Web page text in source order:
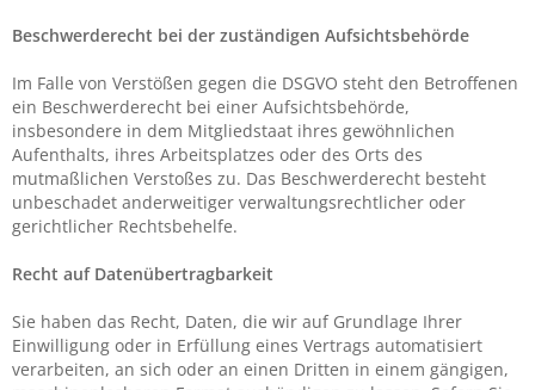
Beschwerde­recht bei der zuständigen Aufsichts­behörde
Im Falle von Verstößen gegen die DSGVO steht den Betroffenen
ein Beschwerderecht bei einer Aufsichtsbehörde,
insbesondere in dem Mitgliedstaat ihres gewöhnlichen
Aufenthalts, ihres Arbeitsplatzes oder des Orts des
mutmaßlichen Verstoßes zu. Das Beschwerderecht besteht
unbeschadet anderweitiger verwaltungsrechtlicher oder
gerichtlicher Rechtsbehelfe.
Recht auf Daten­übertrag­barkeit
Sie haben das Recht, Daten, die wir auf Grundlage Ihrer
Einwilligung oder in Erfüllung eines Vertrags automatisiert
verarbeiten, an sich oder an einen Dritten in einem gängigen,